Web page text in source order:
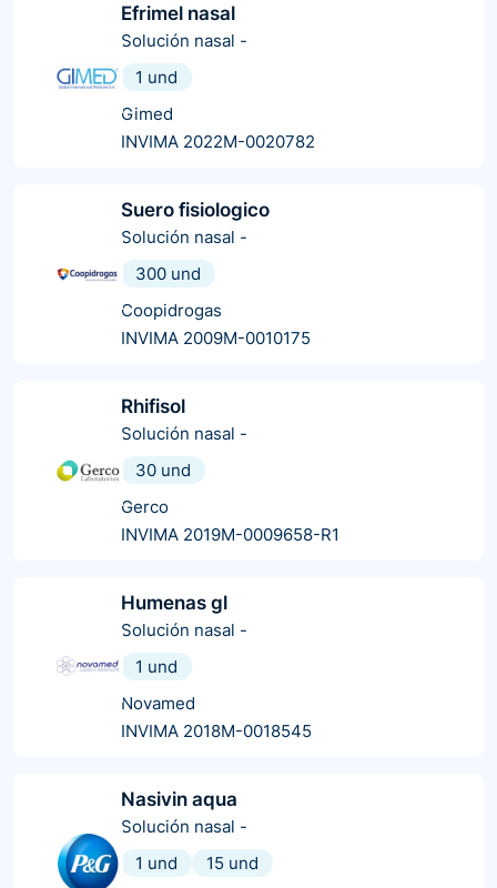
Efrimel nasal
Solución nasal -
1 und
Gimed
INVIMA 2022M-0020782
Suero fisiologico
Solución nasal -
300 und
Coopidrogas
INVIMA 2009M-0010175
Rhifisol
Solución nasal -
30 und
Gerco
INVIMA 2019M-0009658-R1
Humenas gl
Solución nasal -
1 und
Novamed
INVIMA 2018M-0018545
Nasivin aqua
Solución nasal -
1 und
15 und